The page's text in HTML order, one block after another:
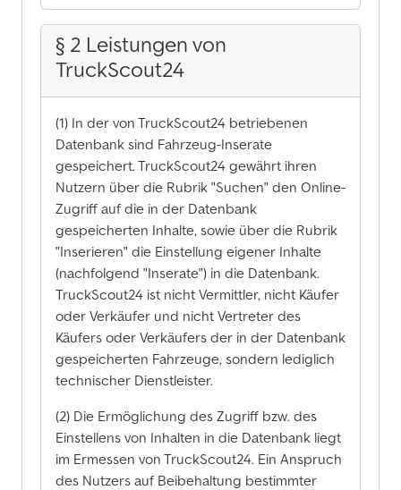
§ 2 Leistungen von
TruckScout24
(1) In der von TruckScout24 betriebenen
Datenbank sind Fahrzeug-Inserate
gespeichert. TruckScout24 gewährt ihren
Nutzern über die Rubrik "Suchen" den Online-
Zugriff auf die in der Datenbank
gespeicherten Inhalte, sowie über die Rubrik
"Inserieren" die Einstellung eigener Inhalte
(nachfolgend "Inserate") in die Datenbank.
TruckScout24 ist nicht Vermittler, nicht Käufer
oder Verkäufer und nicht Vertreter des
Käufers oder Verkäufers der in der Datenbank
gespeicherten Fahrzeuge, sondern lediglich
technischer Dienstleister.
(2) Die Ermöglichung des Zugriff bzw. des
Einstellens von Inhalten in die Datenbank liegt
im Ermessen von TruckScout24. Ein Anspruch
des Nutzers auf Beibehaltung bestimmter